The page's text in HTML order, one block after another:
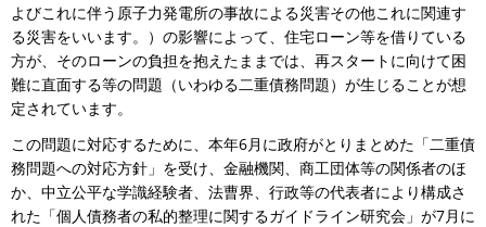
よびこれに伴う原子力発電所の事故による災害その他これに関連す
る災害をいいます。）の影響によって、住宅ローン等を借りている
方が、そのローンの負担を抱えたままでは、再スタートに向けて困
難に直面する等の問題（いわゆる二重債務問題）が生じることが想
定されています。
この問題に対応するために、本年6月に政府がとりまとめた「二重債
務問題への対応方針」を受け、金融機関、商工団体等の関係者のほ
か、中立公平な学識経験者、法曹界、行政等の代表者により構成さ
れた「個人債務者の私的整理に関するガイドライン研究会」が7月に